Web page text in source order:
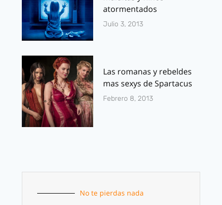
atormentados
Julio 3, 2013
Las romanas y rebeldes
mas sexys de Spartacus
Febrero 8, 2013
No te pierdas nada